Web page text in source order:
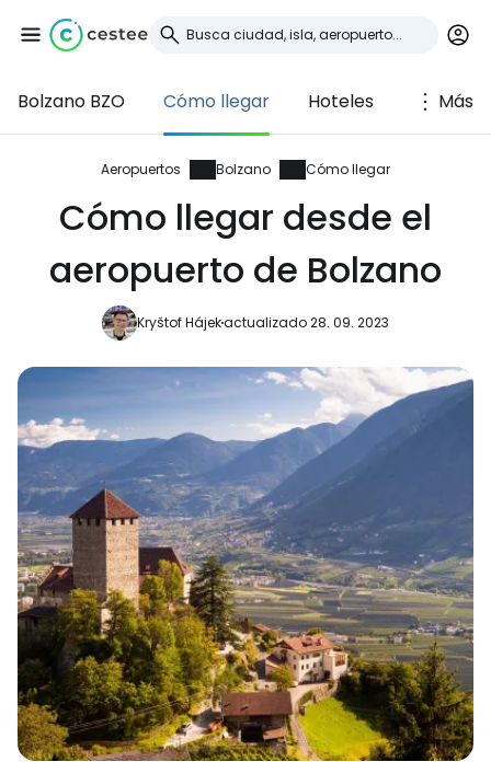
Bolzano BZO Cómo llegar Hoteles Más
Aeropuertos Bolzano Cómo llegar
Cómo llegar desde el
aeropuerto de Bolzano
Kryštof Hájekactualizado 28. 09. 2023
Iniciar sesión en
Cestee
... la comunidad mundial de viajeros
Continuar con Facebook
Continuar con Email